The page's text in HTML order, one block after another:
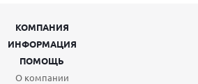
КОМПАНИЯ
ИНФОРМАЦИЯ
ПОМОЩЬ
О компании